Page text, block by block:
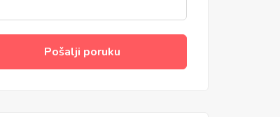
Pošalji poruku